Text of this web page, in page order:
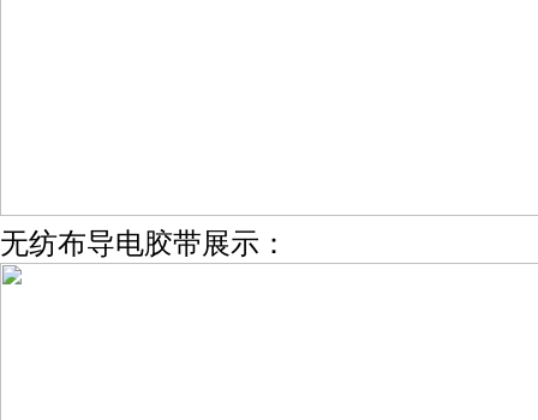
无纺布导电胶带展示：